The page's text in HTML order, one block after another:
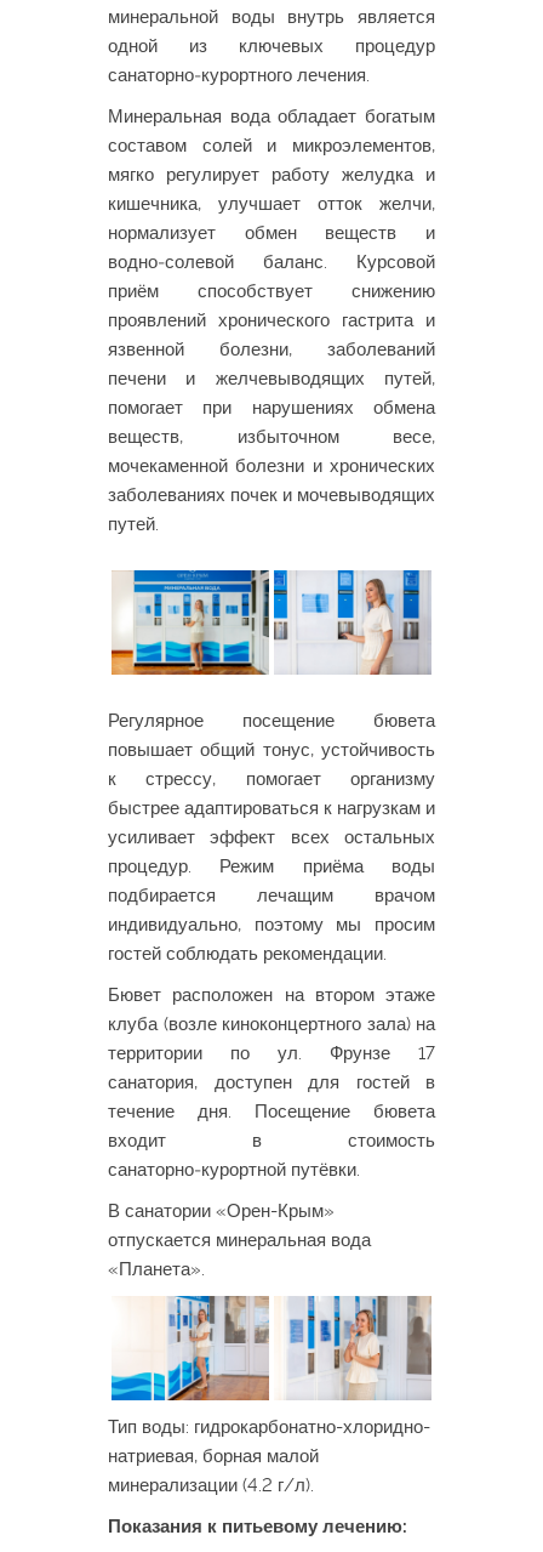
минеральной воды внутрь является
одной из ключевых процедур
санаторно‑курортного лечения.
Минеральная вода обладает богатым
составом солей и микроэлементов,
мягко регулирует работу желудка и
кишечника, улучшает отток желчи,
нормализует обмен веществ и
водно‑солевой баланс. Курсовой
приём способствует снижению
проявлений хронического гастрита и
язвенной болезни, заболеваний
печени и желчевыводящих путей,
помогает при нарушениях обмена
веществ, избыточном весе,
мочекаменной болезни и хронических
заболеваниях почек и мочевыводящих
путей.
Регулярное посещение бювета
повышает общий тонус, устойчивость
к стрессу, помогает организму
быстрее адаптироваться к нагрузкам и
усиливает эффект всех остальных
процедур. Режим приёма воды
подбирается лечащим врачом
индивидуально, поэтому мы просим
гостей соблюдать рекомендации.
Бювет расположен на втором этаже
клуба (возле киноконцертного зала) на
территории по ул. Фрунзе 17
санатория, доступен для гостей в
течение дня. Посещение бювета
входит в стоимость
санаторно‑курортной путёвки.
В санатории «Орен-Крым»
отпускается минеральная вода
«Планета».
Тип воды: гидрокарбонатно-хлоридно-
натриевая, борная малой
минерализации (4.2 г/л).
Показания к питьевому лечению: